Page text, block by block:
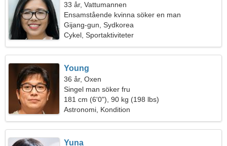
33 år, Vattumannen
Ensamstående kvinna söker en man
Gijang-gun, Sydkorea
Cykel, Sportaktiviteter
Young
36 år, Oxen
Singel man söker fru
181 cm (6'0"), 90 kg (198 lbs)
Astronomi, Kondition
Yuna